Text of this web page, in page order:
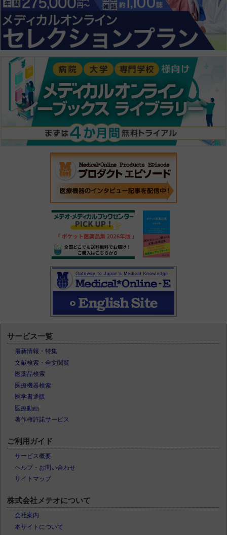
サービス一覧
最新情報・特集
文献検索・全文閲覧
医薬品検索
医療機器検索
医学書通販
医療動画
著作権許諾サービス
ご利用ガイド
サービス概要
ヘルプ・お問い合わせ
サイトマップ
株式会社メテオについて
会社案内
本サイトについて